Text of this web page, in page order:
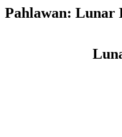
Pahlawan: Lunar